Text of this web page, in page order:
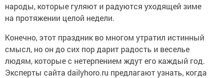
народы, которые гуляют и радуются уходящей зиме
на протяжении целой недели.
Конечно, этот праздник во многом утратил истинный
смысл, но он до сих пор дарит радость и веселье
людям, которые с нетерпением ждут его каждый год.
Эксперты сайта dailyhoro.ru предлагают узнать, когда